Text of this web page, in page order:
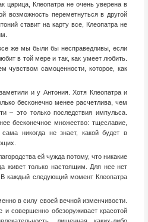
царица, Клеопатра не очень уверена в
возможность переметнуться в другой
ставит на карту все, Клеопатра не
же мы были бы несправедливы, если
в той мере и так, как умеет любить.
чувством самоценности, которое, как
и у Антония. Хотя Клеопатра и
бесконечно менее расчетлива, чем
– это только последствия импульса.
бесконечное множество: тщеславие,
никогда не знает, какой будет в
ей чужда потому, что никакие
живет только настоящим. Для нее нет
каждый следующий момент Клеопатра
в силу своей вечной изменчивости.
и совершенно обезоруживает красотой